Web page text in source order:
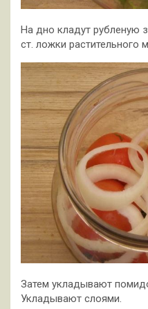
На дно кладут рубленую
ст. ложки растительного
Затем укладывают
Укладывают слоями.